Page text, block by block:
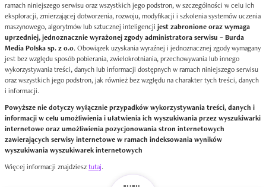
ramach niniejszego serwisu oraz wszystkich jego podstron, w szczególności w celu ich
eksploracji, zmierzającej dotworzenia, rozwoju, modyfikacji i szkolenia systemów uczenia
maszynowego, algorytmów lub sztucznej inteligencji jest zabronione oraz wymaga
uprzedniej, jednoznacznie wyrażonej zgody administratora serwisu – Burda
Media Polska sp. z o.o. Obowiązek uzyskania wyraźnej i jednoznacznej zgody wymagany
jest bez względu sposób pobierania, zwielokrotniania, przechowywania lub innego
wykorzystywania treści, danych lub informacji dostępnych w ramach niniejszego serwisu
oraz wszystkich jego podstron, jak również bez względu na charakter tych treści, danych
i informacji.
Powyższe nie dotyczy wyłącznie przypadków wykorzystywania treści, danych i
informacji w celu umożliwienia i ułatwienia ich wyszukiwania przez wyszukiwarki
internetowe oraz umożliwienia pozycjonowania stron internetowych
zawierających serwisy internetowe w ramach indeksowania wyników
wyszukiwania wyszukiwarek internetowych
Więcej informacji znajdziesztutaj.